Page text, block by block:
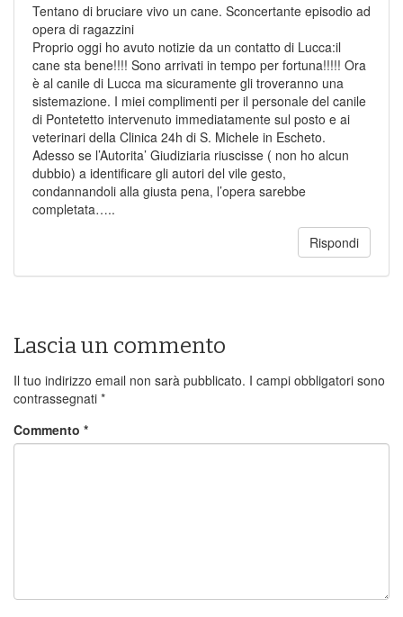
Tentano di bruciare vivo un cane. Sconcertante episodio ad
opera di ragazzini
Proprio oggi ho avuto notizie da un contatto di Lucca:il
cane sta bene!!!! Sono arrivati in tempo per fortuna!!!!! Ora
è al canile di Lucca ma sicuramente gli troveranno una
sistemazione. I miei complimenti per il personale del canile
di Pontetetto intervenuto immediatamente sul posto e ai
veterinari della Clinica 24h di S. Michele in Escheto.
Adesso se l’Autorita’ Giudiziaria riuscisse ( non ho alcun
dubbio) a identificare gli autori del vile gesto,
condannandoli alla giusta pena, l’opera sarebbe
completata…..
Rispondi
Lascia un commento
Il tuo indirizzo email non sarà pubblicato. I campi obbligatori sono
contrassegnati *
Commento *